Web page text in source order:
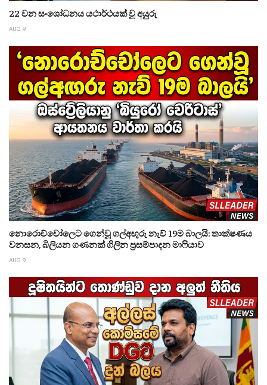
22 වන සංශෝධනය යථාර්ථයක් වූ අයුරු
AUG 9
නොරොච්චෝලෙට ගෙන්වූ ගල්අඟුරු නැව් 19ම බාලයි: තාක්ෂණය
වනසන, බිලියන ගණනක් ගිලින ප්‍රසම්පාදන මාෆියාව
AUG 9